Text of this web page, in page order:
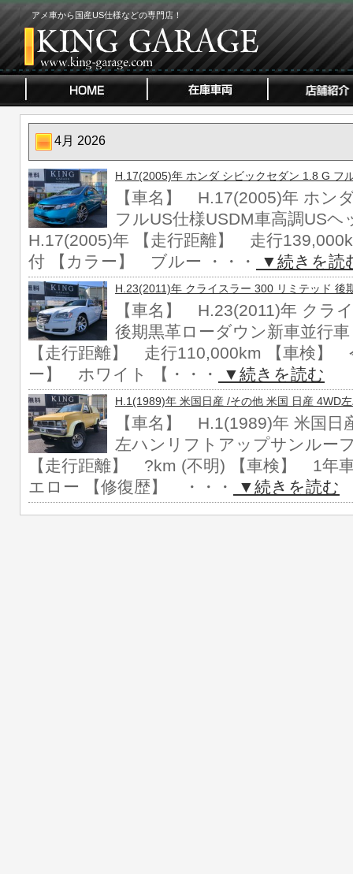
アメ車から国産US仕様などの専門店！
4月 2026
H.17(2005)年 ホンダ シビックセダン 1.8 G フ
【車名】 H.17(2005)年 ホン
フルUS仕様USDM車高調US
H.17(2005)年 【走行距離】 走行
付 【カラー】 ブルー ・・・
▼続きを読
H.23(2011)年 クライスラー 300 リミテッド 後
【車名】 H.23(2011)年 クラ
後期黒革ローダウン新車並行
【走行距離】 走行110,000km 【車検】
ー】 ホワイト 【・・・
▼続きを読む
H.1(1989)年 米国日産 /その他 米国 日産 4WD
【車名】 H.1(1989)年 米国日
左ハンリフトアップサンルー
【走行距離】 ?km (不明) 【車検】 1年
エロー 【修復歴】 ・・・
▼続きを読む